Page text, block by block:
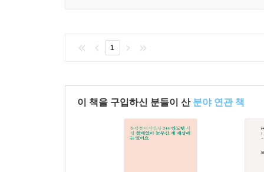
1
이 책을 구입하신 분들이 산 분야 연관 책